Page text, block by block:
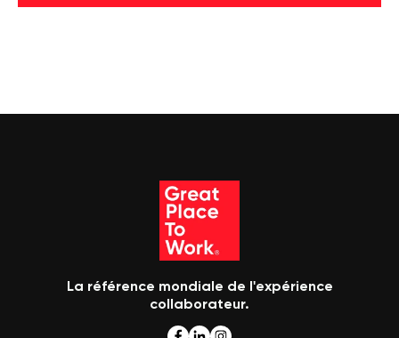
La référence mondiale de l'expérience
collaborateur.